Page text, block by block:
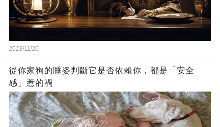
2023/11/20
從你家狗的睡姿判斷它是否依賴你，都是「安全
感」惹的禍